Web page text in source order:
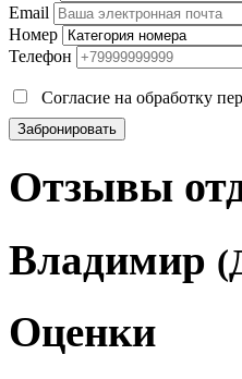
Email
Номер
Телефон
Согласие на обработку
Забронировать
Отзывы
Владимир
Оценки